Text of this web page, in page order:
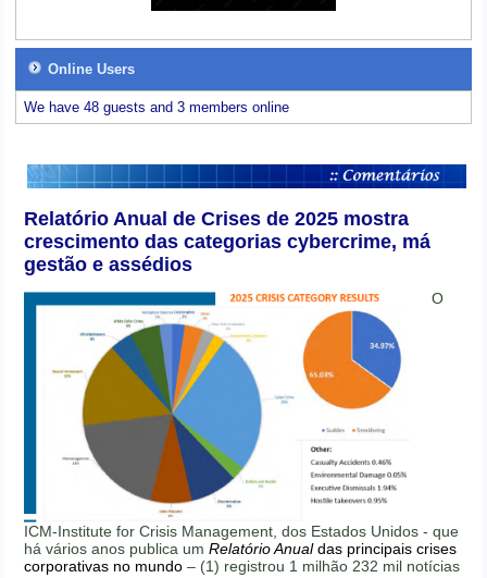
Online Users
We have 48 guests and 3 members online
Relatório Anual de Crises de 2025 mostra
crescimento das categorias cybercrime, má
gestão e assédios
O
ICM-Institute for Crisis Management, dos Estados Unidos - que
há vários anos publica umRelatório Anualdas principais crises
corporativas no mundo – (1) registrou 1 milhão 232 mil notícias